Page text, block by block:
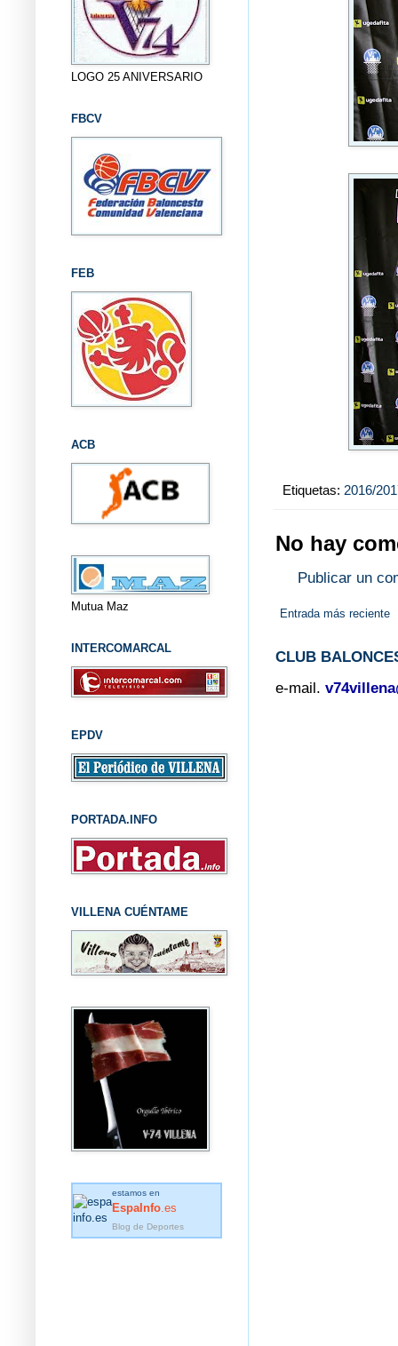
Etiquetas: 2016/
No hay
Publicar un
Entrada más reciente
CLUB
e-mail.
LOGO 25 ANIVERSARIO
FBCV
FEB
ACB
Mutua Maz
INTERCOMARCAL
EPDV
PORTADA.INFO
VILLENA CUÉNTAME
estamos en
EspaInfo .es
Blog de Deportes